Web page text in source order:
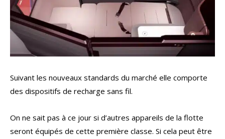
Suivant les nouveaux standards du marché elle comporte
des dispositifs de recharge sans fil.
On ne sait pas à ce jour si d’autres appareils de la flotte
seront équipés de cette première classe. Si cela peut être